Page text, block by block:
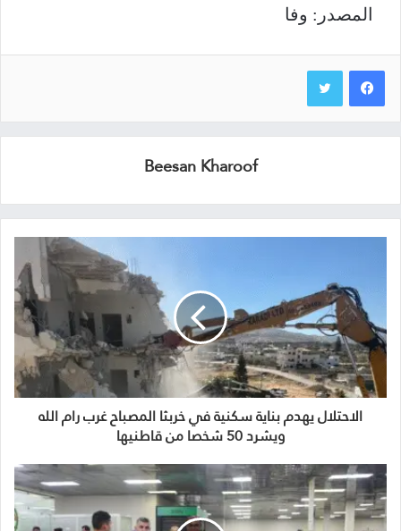
المصدر: وفا
Beesan Kharoof
الاحتلال يهدم بناية سكنية في خربثا المصباح غرب رام الله
ويشرد 50 شخصا من قاطنيها